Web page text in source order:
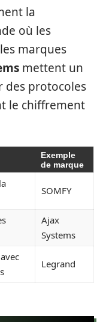
la
où les
marques
mettent un
des protocoles
le chiffrement
Exemple
de marque
SOMFY
Ajax
Systems
Legrand